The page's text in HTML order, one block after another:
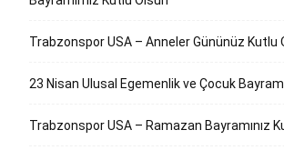
Trabzonspor USA – Anneler Gününüz Kutlu
23 Nisan Ulusal Egemenlik ve Çocuk
Trabzonspor USA – Ramazan Bayramınız